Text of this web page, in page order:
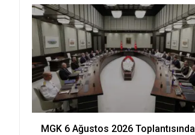
MGK 6 Ağustos 2026 Toplantısında